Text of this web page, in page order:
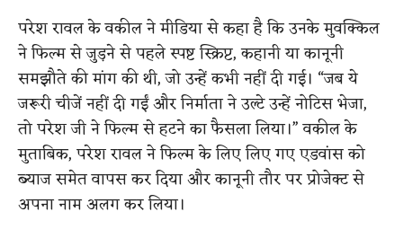
परेश रावल के वकील ने मीडिया से कहा है कि उनके मुवक्किल
ने फिल्म से जुड़ने से पहले स्पष्ट स्क्रिप्ट, कहानी या कानूनी
समझौते की मांग की थी, जो उन्हें कभी नहीं दी गई। “जब ये
जरूरी चीजें नहीं दी गईं और निर्माता ने उल्टे उन्हें नोटिस भेजा,
तो परेश जी ने फिल्म से हटने का फैसला लिया।” वकील के
मुताबिक, परेश रावल ने फिल्म के लिए लिए गए एडवांस को
ब्याज समेत वापस कर दिया और कानूनी तौर पर प्रोजेक्ट से
अपना नाम अलग कर लिया।